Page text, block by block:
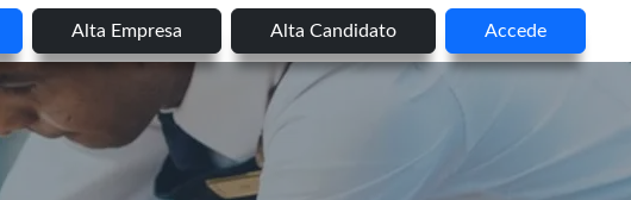
Alta Empresa Alta Candidato Accede